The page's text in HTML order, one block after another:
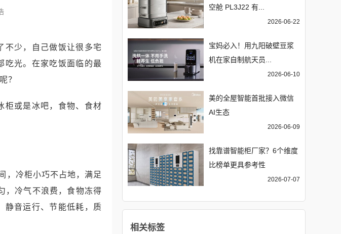
不少，自己做饭让很多宅
吃光。在家吃饭面临的最
？
柜或是冰吧，食物、食材
，冷柜小巧不占地，满足
，冷气不浪费，食物冻得
静音运行、节能低耗，质
空舱 PL3J22 有...
2026-06-22
宝妈必入！用九阳破壁豆浆
机在家自制航天员...
2026-06-10
美的全屋智能首批接入微信
AI生态
2026-06-09
找靠谱智能柜厂家？6个维度
比榜单更具参考性
2026-07-07
相关标签